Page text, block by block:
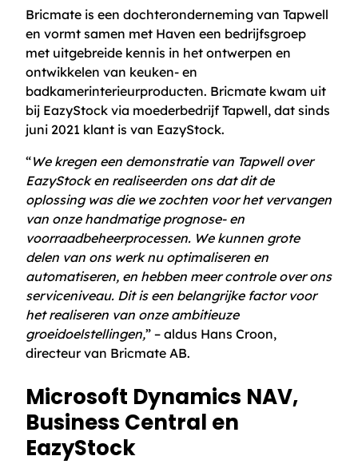
Bricmate is een dochteronderneming van Tapwell
en vormt samen met Haven een bedrijfsgroep
met uitgebreide kennis in het ontwerpen en
ontwikkelen van keuken- en
badkamerinterieurproducten. Bricmate kwam uit
bij EazyStock via moederbedrijf Tapwell, dat sinds
juni 2021 klant is van EazyStock.
“We kregen een demonstratie van Tapwell over
EazyStock en realiseerden ons dat dit de
oplossing was die we zochten voor het vervangen
van onze handmatige prognose- en
voorraadbeheerprocessen. We kunnen grote
delen van ons werk nu optimaliseren en
automatiseren, en hebben meer controle over ons
serviceniveau. Dit is een belangrijke factor voor
het realiseren van onze ambitieuze
groeidoelstellingen,” – aldus Hans Croon,
directeur van Bricmate AB.
Microsoft Dynamics NAV,
Business Central en
EazyStock